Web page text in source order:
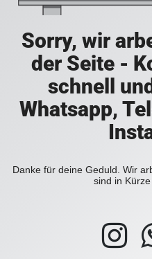
Sorry, wir
der Seite -
schnell
Whatsapp,
Danke für deine Geduld. Wir
sind in